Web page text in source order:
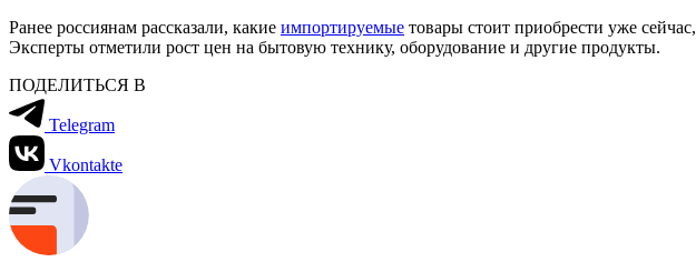
Ранее россиянам рассказали, какие импортируемые товары стоит приобрести уже
Эксперты отметили рост цен на бытовую технику, оборудование и другие продукты.
ПОДЕЛИТЬСЯ В
Telegram
Vkontakte